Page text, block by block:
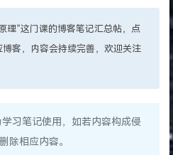
理”这门课的博客笔记汇总帖，点
客，内容会持续完善，欢迎关注
学习笔记使用，如若内容构成侵
除相应内容。